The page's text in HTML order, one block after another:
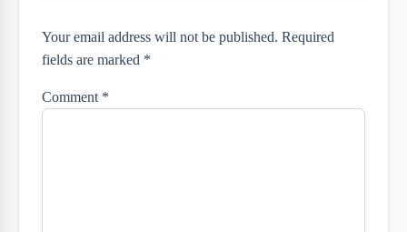
Your email address will not be published. Required
fields are marked *
Comment *